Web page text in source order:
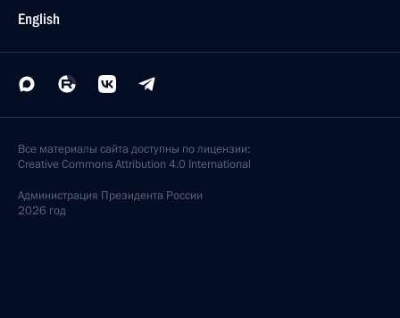
English
Все материалы сайта доступны по лицензии:
Creative Commons Attribution 4.0 International
Администрация Президента России
2026 год